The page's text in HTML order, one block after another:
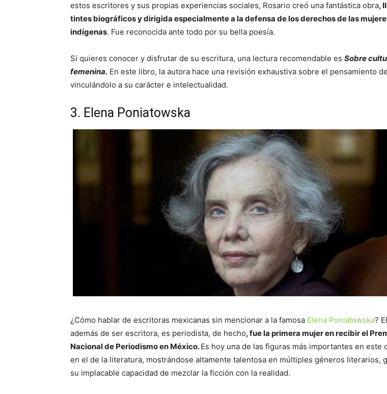
estos escritores y sus propias experiencias sociales, Rosario creó una fantástica obra,
tintes biográficos y dirigida especialmente a la defensa de los derechos de las
indígenas. Fue reconocida ante todo por su bella poesía.
Si quieres conocer y disfrutar de su escritura, una lectura recomendable es Sobre
femenina. En este libro, la autora hace una revisión exhaustiva sobre el pensamiento
vinculándolo a su carácter e intelectualidad.
3. Elena Poniatowska
¿Cómo hablar de escritoras mexicanas sin mencionar a la famosa Elena Poniatowska?
además de ser escritora, es periodista, de hecho, fue la primera mujer en recibir el
Nacional de Periodismo en México.Es hoy una de las figuras más importantes en este
en el de la literatura, mostrándose altamente talentosa en múltiples géneros literarios,
su implacable capacidad de mezclar la ficción con la realidad.